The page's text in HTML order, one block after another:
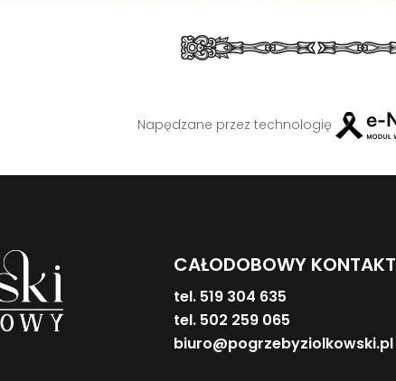
Napędzane przez technologię
CAŁODOBOWY KONTAKT
tel. 519 304 635
tel. 502 259 065
biuro@pogrzebyziolkowski.pl